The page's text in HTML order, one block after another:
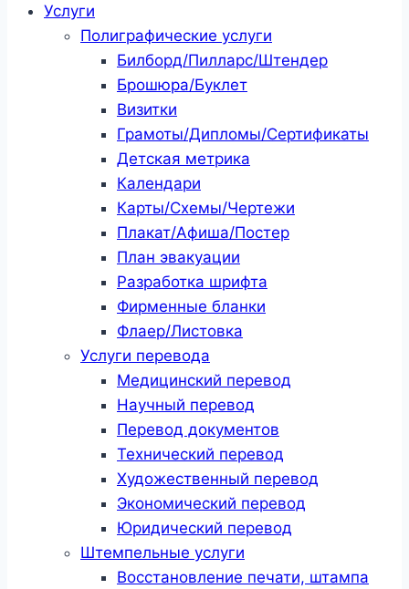
Услуги
Полиграфические услуги
Билборд/Пилларс/Штендер
Брошюра/Буклет
Визитки
Грамоты/Дипломы/Сертификаты
Детская метрика
Календари
Карты/Схемы/Чертежи
Плакат/Афиша/Постер
План эвакуации
Разработка шрифта
Фирменные бланки
Флаер/Листовка
Услуги перевода
Медицинский перевод
Научный перевод
Перевод документов
Технический перевод
Художественный перевод
Экономический перевод
Юридический перевод
Штемпельные услуги
Восстановление печати, штампа